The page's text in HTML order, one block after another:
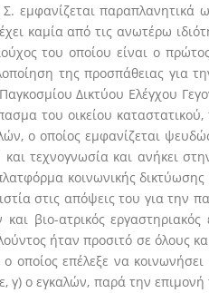
παραπλανητικά
καμία από τις ανωτέρω
του οποίου είναι ο
της προσπάθειας
Δικτύου Ελέγχου
του οικείου
οποίος εμφανίζεται ψευδώς
και τεχνογνωσία και ανήκει
κοινωνικής
στις απόψεις του για την
και βιο-ατρικός
ήταν προσιτό σε όλους
οποίος επέλεξε να
γ) ο εγκαλών, παρά την